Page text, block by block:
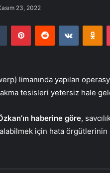
23, 2022
Tumblr PinterestReddit VKontakte
limanında yapılan
tesisleri yetersiz hale
haberine göre,
için hata örgütlerinin